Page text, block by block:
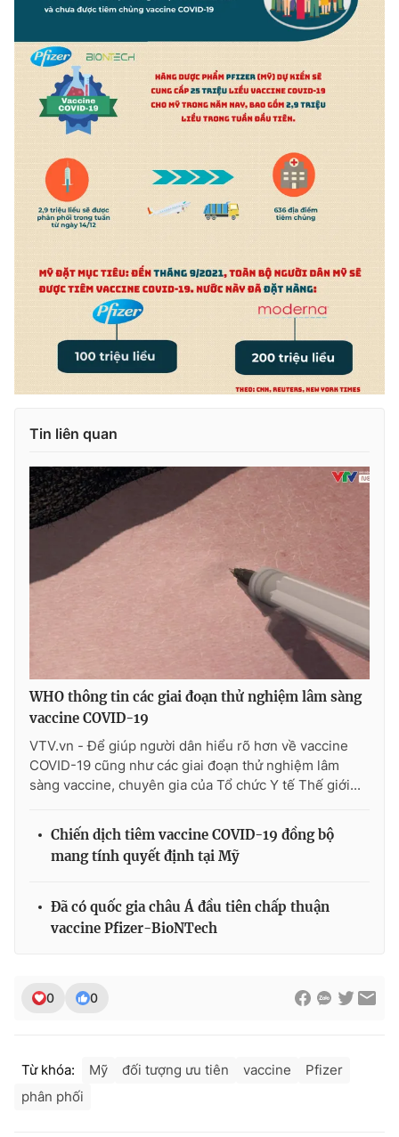
THỜI BÁO VTV
Theo dõi báo trên
Cơ quan chủ quản:
Đài Truyền hình Việt Nam
Cơ quan báo chí:
Thời báo VTV
Giấy phép hoạt động báo in và báo điện tử số 483/GP-BTTTT
cấp ngày 29/12/2023
Tổng Biên tập:Vũ Thanh Thủy
Phó Tổng Biên tập:Nguyễn Thị Mỹ Hạnh, Phạm Quốc Thắng,
Nguyễn Trọng Ninh
Tổng đài VTV:
024.38 355 931 - 024.38 355 932
Email: toasoan@vtv.vn
® Cấm sao chép dưới mọi hình thức nếu không có sự chấp
thuận bằng văn bản. Ghi rõ nguồn VTV.vn khi phát hành lại
thông tin từ website này.
Tin liên quan
WHO thông tin các giai đoạn thử nghiệm lâm sàng
vaccine COVID-19
VTV.vn - Để giúp người dân hiểu rõ hơn về vaccine
COVID-19 cũng như các giai đoạn thử nghiệm lâm
sàng vaccine, chuyên gia của Tổ chức Y tế Thế giới...
Chiến dịch tiêm vaccine COVID-19 đồng bộ
mang tính quyết định tại Mỹ
Đã có quốc gia châu Á đầu tiên chấp thuận
vaccine Pfizer-BioNTech
0 0
Từ khóa: Mỹ đối tượng ưu tiên vaccine
Pfizer
phân phối